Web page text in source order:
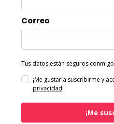
Correo
Tus datos están seguros
¡Me gustaría suscribirme y
privacidad!
¡Me